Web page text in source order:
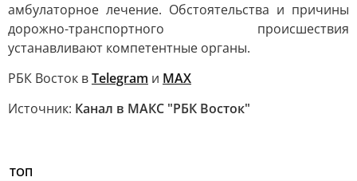
амбулаторное лечение. Обстоятельства и причины
дорожно-транспортного происшествия
устанавливают компетентные органы.
РБК Восток вTelegram и MAX
Источник: Канал в МАКС "РБК Восток"
ТОП